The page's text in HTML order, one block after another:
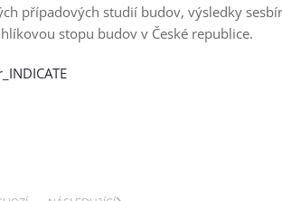
případových studií budov, výsledky
stopu budov v České republice.